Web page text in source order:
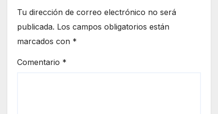
Tu dirección de correo electrónico no será
publicada. Los campos obligatorios están
marcados con *
Comentario *